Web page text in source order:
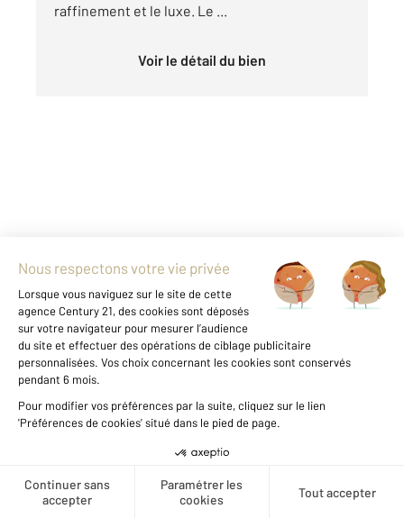
Créer une alerte
Vente Vente appartement
raffinement et le luxe. Le ...
Voir le détail du bien
Vous envisagez
une carrière dans l'immobilier ?